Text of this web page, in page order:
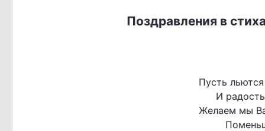
Поздравления в
Пусть
И
Желаем мы